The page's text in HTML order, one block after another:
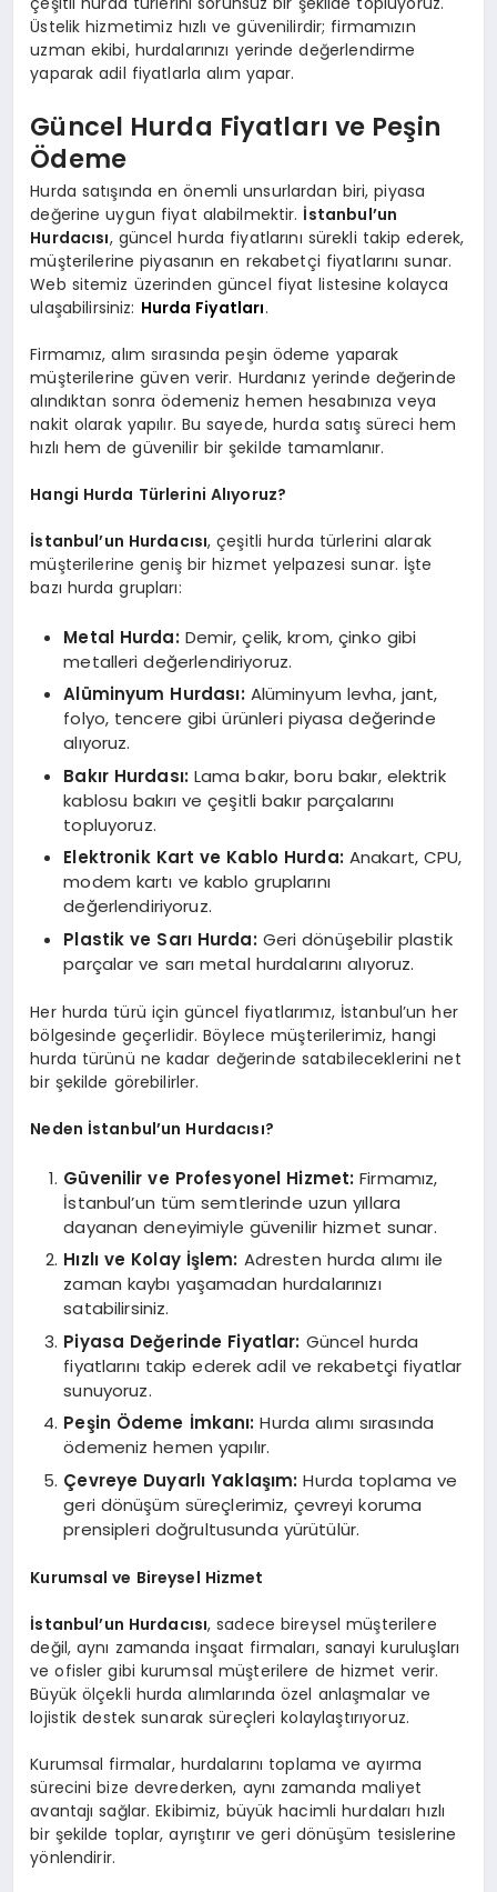
Üstelik hizmetimiz hızlı ve güvenilirdir; firmamızın
uzman ekibi, hurdalarınızı yerinde değerlendirme
yaparak adil fiyatlarla alım yapar.
Güncel Hurda Fiyatları ve Peşin
Ödeme
Hurda satışında en önemli unsurlardan biri, piyasa
değerine uygun fiyat alabilmektir. İstanbul’un
Hurdacısı, güncel hurda fiyatlarını sürekli takip ederek,
müşterilerine piyasanın en rekabetçi fiyatlarını sunar.
Web sitemiz üzerinden güncel fiyat listesine kolayca
ulaşabilirsiniz: Hurda Fiyatları.
Firmamız, alım sırasında peşin ödeme yaparak
müşterilerine güven verir. Hurdanız yerinde değerinde
alındıktan sonra ödemeniz hemen hesabınıza veya
nakit olarak yapılır. Bu sayede, hurda satış süreci hem
hızlı hem de güvenilir bir şekilde tamamlanır.
Hangi Hurda Türlerini Alıyoruz?
İstanbul’un Hurdacısı, çeşitli hurda türlerini alarak
müşterilerine geniş bir hizmet yelpazesi sunar. İşte
bazı hurda grupları:
Metal Hurda: Demir, çelik, krom, çinko gibi
metalleri değerlendiriyoruz.
Alüminyum Hurdası: Alüminyum levha, jant,
folyo, tencere gibi ürünleri piyasa değerinde
alıyoruz.
Bakır Hurdası: Lama bakır, boru bakır, elektrik
kablosu bakırı ve çeşitli bakır parçalarını
topluyoruz.
Elektronik Kart ve Kablo Hurda: Anakart, CPU,
modem kartı ve kablo gruplarını
değerlendiriyoruz.
Plastik ve Sarı Hurda: Geri dönüşebilir plastik
parçalar ve sarı metal hurdalarını alıyoruz.
Her hurda türü için güncel fiyatlarımız, İstanbul’un her
bölgesinde geçerlidir. Böylece müşterilerimiz, hangi
hurda türünü ne kadar değerinde satabileceklerini net
bir şekilde görebilirler.
Neden İstanbul’un Hurdacısı?
Güvenilir ve Profesyonel Hizmet: Firmamız,
İstanbul’un tüm semtlerinde uzun yıllara
dayanan deneyimiyle güvenilir hizmet sunar.
Hızlı ve Kolay İşlem: Adresten hurda alımı ile
zaman kaybı yaşamadan hurdalarınızı
satabilirsiniz.
Piyasa Değerinde Fiyatlar: Güncel hurda
fiyatlarını takip ederek adil ve rekabetçi fiyatlar
sunuyoruz.
Peşin Ödeme İmkanı: Hurda alımı sırasında
ödemeniz hemen yapılır.
Çevreye Duyarlı Yaklaşım: Hurda toplama ve
geri dönüşüm süreçlerimiz, çevreyi koruma
prensipleri doğrultusunda yürütülür.
Kurumsal ve Bireysel Hizmet
İstanbul’un Hurdacısı, sadece bireysel müşterilere
değil, aynı zamanda inşaat firmaları, sanayi kuruluşları
ve ofisler gibi kurumsal müşterilere de hizmet verir.
Büyük ölçekli hurda alımlarında özel anlaşmalar ve
lojistik destek sunarak süreçleri kolaylaştırıyoruz.
Kurumsal firmalar, hurdalarını toplama ve ayırma
sürecini bize devrederken, aynı zamanda maliyet
avantajı sağlar. Ekibimiz, büyük hacimli hurdaları hızlı
bir şekilde toplar, ayrıştırır ve geri dönüşüm tesislerine
yönlendirir.